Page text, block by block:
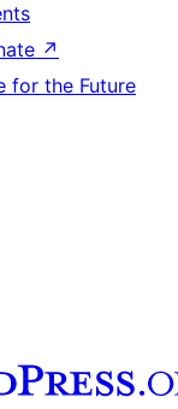
↗
for the Future